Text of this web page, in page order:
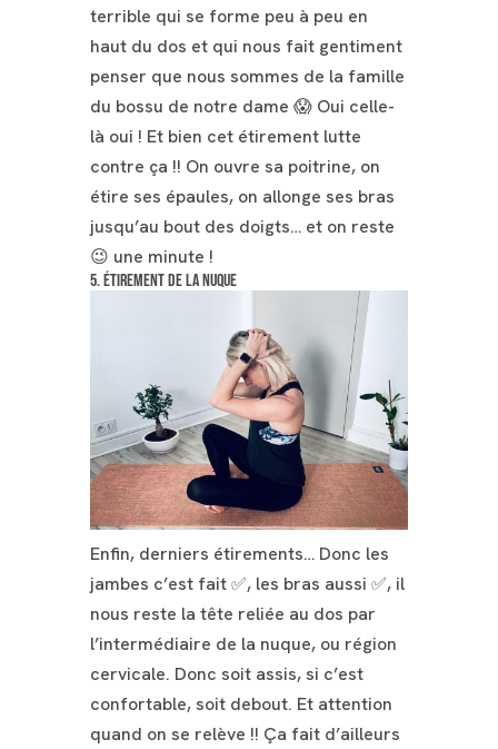
terrible qui se forme peu à peu en
haut du dos et qui nous fait gentiment
penser que nous sommes de la famille
du bossu de notre dame 😱 Oui celle-
là oui ! Et bien cet étirement lutte
contre ça !! On ouvre sa poitrine, on
étire ses épaules, on allonge ses bras
jusqu’au bout des doigts… et on reste
😉 une minute !
5. Étirement de la nuque
Enfin, derniers étirements… Donc les
jambes c’est fait ✅, les bras aussi ✅, il
nous reste la tête reliée au dos par
l’intermédiaire de la nuque, ou région
cervicale. Donc soit assis, si c’est
confortable, soit debout. Et attention
quand on se relève !! Ça fait d’ailleurs